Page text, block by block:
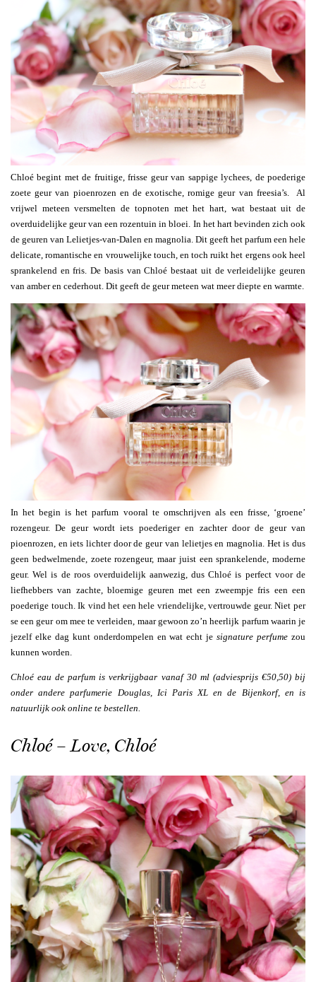
Chloé begint met de fruitige, frisse geur van sappige lychees, de poederige
zoete geur van pioenrozen en de exotische, romige geur van freesia’s. Al
vrijwel meteen versmelten de topnoten met het hart, wat bestaat uit de
overduidelijke geur van een rozentuin in bloei. In het hart bevinden zich ook
de geuren van Lelietjes-van-Dalen en magnolia. Dit geeft het parfum een hele
delicate, romantische en vrouwelijke touch, en toch ruikt het ergens ook heel
sprankelend en fris. De basis van Chloé bestaat uit de verleidelijke geuren
van amber en cederhout. Dit geeft de geur meteen wat meer diepte en warmte.
In het begin is het parfum vooral te omschrijven als een frisse, ‘groene’
rozengeur. De geur wordt iets poederiger en zachter door de geur van
pioenrozen, en iets lichter door de geur van lelietjes en magnolia. Het is dus
geen bedwelmende, zoete rozengeur, maar juist een sprankelende, moderne
geur. Wel is de roos overduidelijk aanwezig, dus Chloé is perfect voor de
liefhebbers van zachte, bloemige geuren met een zweempje fris een een
poederige touch. Ik vind het een hele vriendelijke, vertrouwde geur. Niet per
se een geur om mee te verleiden, maar gewoon zo’n heerlijk parfum waarin je
jezelf elke dag kunt onderdompelen en wat echt jesignature perfume zou
kunnen worden.
Chloé eau de parfum is verkrijgbaar vanaf 30 ml (adviesprijs €50,50) bij
onder andere parfumerie Douglas, Ici Paris XL en de Bijenkorf, en is
natuurlijk ook online te bestellen.
Chloé – Love, Chloé